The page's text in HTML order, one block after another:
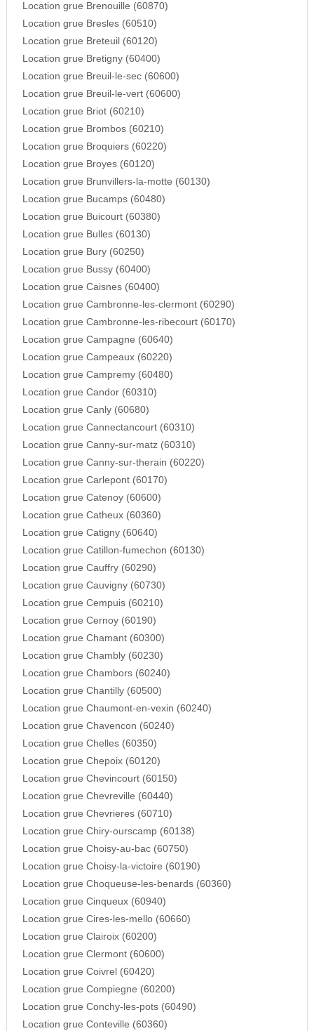
Location grue Brenouille (60870)
Location grue Bresles (60510)
Location grue Breteuil (60120)
Location grue Bretigny (60400)
Location grue Breuil-le-sec (60600)
Location grue Breuil-le-vert (60600)
Location grue Briot (60210)
Location grue Brombos (60210)
Location grue Broquiers (60220)
Location grue Broyes (60120)
Location grue Brunvillers-la-motte (60130)
Location grue Bucamps (60480)
Location grue Buicourt (60380)
Location grue Bulles (60130)
Location grue Bury (60250)
Location grue Bussy (60400)
Location grue Caisnes (60400)
Location grue Cambronne-les-clermont (60290)
Location grue Cambronne-les-ribecourt (60170)
Location grue Campagne (60640)
Location grue Campeaux (60220)
Location grue Campremy (60480)
Location grue Candor (60310)
Location grue Canly (60680)
Location grue Cannectancourt (60310)
Location grue Canny-sur-matz (60310)
Location grue Canny-sur-therain (60220)
Location grue Carlepont (60170)
Location grue Catenoy (60600)
Location grue Catheux (60360)
Location grue Catigny (60640)
Location grue Catillon-fumechon (60130)
Location grue Cauffry (60290)
Location grue Cauvigny (60730)
Location grue Cempuis (60210)
Location grue Cernoy (60190)
Location grue Chamant (60300)
Location grue Chambly (60230)
Location grue Chambors (60240)
Location grue Chantilly (60500)
Location grue Chaumont-en-vexin (60240)
Location grue Chavencon (60240)
Location grue Chelles (60350)
Location grue Chepoix (60120)
Location grue Chevincourt (60150)
Location grue Chevreville (60440)
Location grue Chevrieres (60710)
Location grue Chiry-ourscamp (60138)
Location grue Choisy-au-bac (60750)
Location grue Choisy-la-victoire (60190)
Location grue Choqueuse-les-benards (60360)
Location grue Cinqueux (60940)
Location grue Cires-les-mello (60660)
Location grue Clairoix (60200)
Location grue Clermont (60600)
Location grue Coivrel (60420)
Location grue Compiegne (60200)
Location grue Conchy-les-pots (60490)
Location grue Conteville (60360)